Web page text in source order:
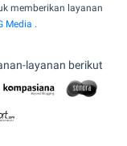
memberikan layanan
Media .
layanan berikut